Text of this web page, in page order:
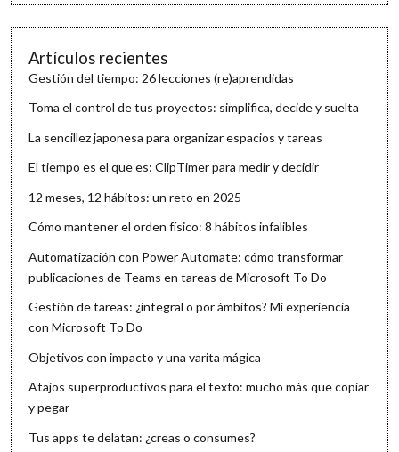
Artículos recientes
Gestión del tiempo: 26 lecciones (re)aprendidas
Toma el control de tus proyectos: simplifica, decide y suelta
La sencillez japonesa para organizar espacios y tareas
El tiempo es el que es: ClipTimer para medir y decidir
12 meses, 12 hábitos: un reto en 2025
Cómo mantener el orden físico: 8 hábitos infalibles
Automatización con Power Automate: cómo transformar
publicaciones de Teams en tareas de Microsoft To Do
Gestión de tareas: ¿integral o por ámbitos? Mi experiencia
con Microsoft To Do
Objetivos con impacto y una varita mágica
Atajos superproductivos para el texto: mucho más que copiar
y pegar
Tus apps te delatan: ¿creas o consumes?